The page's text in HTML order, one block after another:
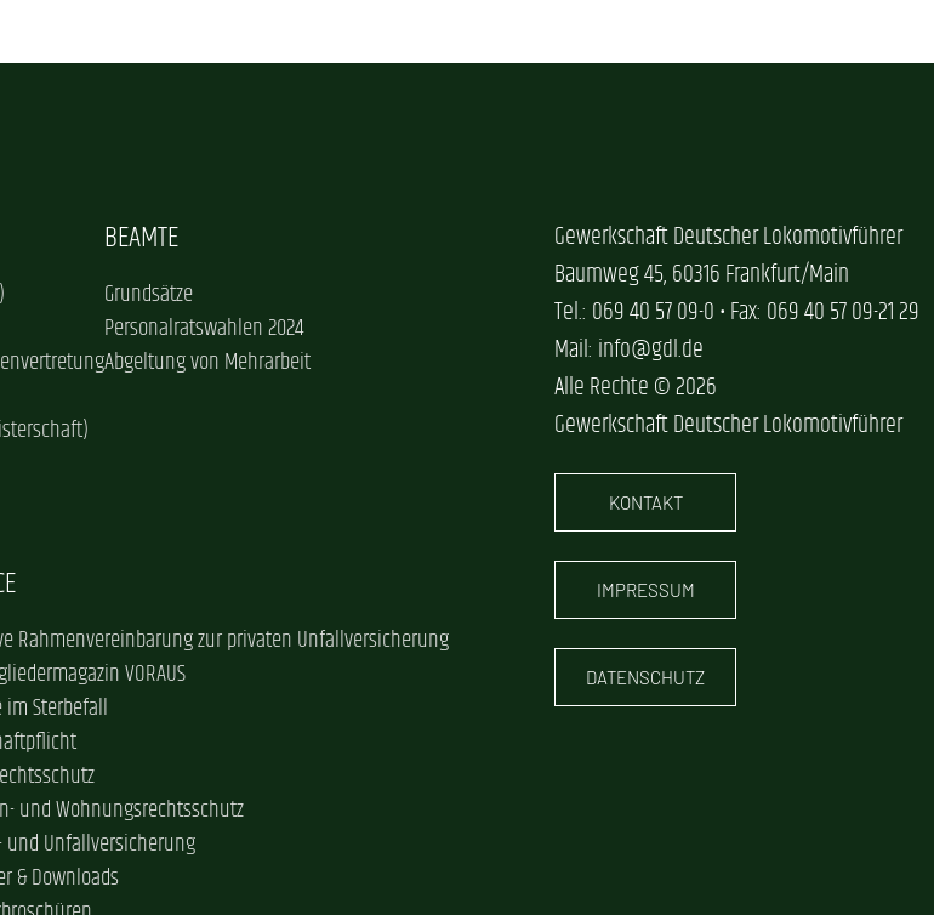
BEAMTE
Grundsätze
Personalratswahlen 2024
Abgeltung von Mehrarbeit
Rahmenvereinbarung zur privaten Unfallversicherung
VORAUS
Sterbefall
und Wohnungsrechtsschutz
und Unfallversicherung
& Downloads
Gewerkschaft Deutscher Lokomotivführer
Baumweg 45, 60316 Frankfurt/Main
Tel.: 069 40 57 09-0 • Fax: 069 40 57 09-21 29
Mail: info@gdl.de
Alle Rechte © 2026
Gewerkschaft Deutscher Lokomotivführer
KONTAKT
IMPRESSUM
DATENSCHUTZ